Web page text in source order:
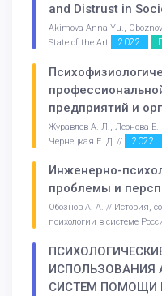
and Distrust in
Akimova Anna Yu.,
State of the Art
2022
предприятий и
Журавлев А. Л., Леонова
Чернецкая Е. Д. //
2022
Инженерно-
проблемы и
Обознов А. А. // История,
психологии в системе
ИСПОЛЬЗОВАНИЯ
СИСТЕМ ПОМОЩИ